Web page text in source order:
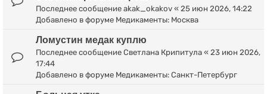
Последнее сообщение akak_okakov « 25 июн 2026, 14:22
Добавлено в форуме Медикаменты: Москва
Ломустин медак куплю
Последнее сообщение Светлана Крипитула « 23 июн 2026,
17:44
Добавлено в форуме Медикаменты: Санкт-Петербург